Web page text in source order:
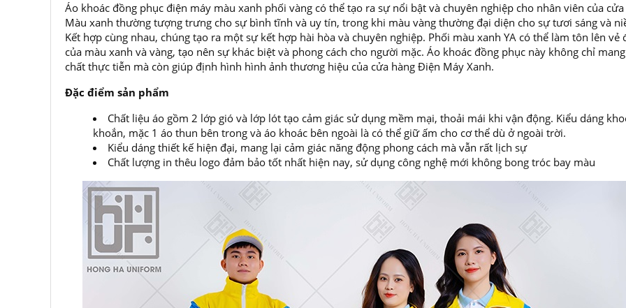
Áo khoác đồng phục điện máy màu xanh phối vàng có thể tạo ra sự nổi bật và chuyên nghiệp cho nhân viên của
Màu xanh thường tượng trưng cho sự bình tĩnh và uy tín, trong khi màu vàng thường đại diện cho sự tươi sáng và
Kết hợp cùng nhau, chúng tạo ra một sự kết hợp hài hòa và chuyên nghiệp. Phối màu xanh YA có thể làm tôn lên vẻ
của màu xanh và vàng, tạo nên sự khác biệt và phong cách cho người mặc. Áo khoác đồng phục này không chỉ
chất thực tiễn mà còn giúp định hình hình ảnh thương hiệu của cửa hàng Điện Máy Xanh.
Đặc điểm sản phẩm
Chất liệu áo gồm 2 lớp gió và lớp lót tạo cảm giác sử dụng mềm mại, thoải mái khi vận động. Kiểu dáng
khoắn, mặc 1 áo thun bên trong và áo khoác bên ngoài là có thể giữ ấm cho cơ thể dù ở ngoài trời.
Kiểu dáng thiết kế hiện đại, mang lại cảm giác năng động phong cách mà vẫn rất lịch sự
Chất lượng in thêu logo đảm bảo tốt nhất hiện nay, sử dụng công nghệ mới không bong tróc bay màu